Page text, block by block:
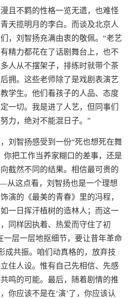
且不羁的性格一览无遗，也难怪
天揽明月的李白。而谈及北京人
，刘智扬充满由衷的敬佩。“老艺
精力都花在了话剧舞台上，也不
人从不摆架子，排练时就带个茶
拥。这些老师除了是戏剧表演艺
学生。他们看孩子的人品、态度
一切。我是进了人艺，但同事们
力，绝对不能混日子。”
刘智扬感受到一份“死也想死在舞
你把工作当养家糊口的差事，还是
截然不同的结果。相信最可贵的
从这点看，刘智扬也是一个理想
演的《最美的青春》里的冯程，
一日挥汗植树的造林人；而这一
同样因执着、热爱而守住了初
一层一层地抠细节，要让昔年革命
成共振。咱们动真格的，放弃技
住人设。惟有自己先相信、先感
鸣的可能。最后，随着剧情的推
你应该不是在‘演’了，你应该认